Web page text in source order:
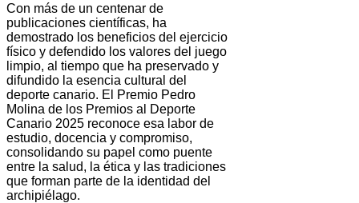
Con más de un centenar de
publicaciones científicas, ha
demostrado los beneficios del ejercicio
físico y defendido los valores del juego
limpio, al tiempo que ha preservado y
difundido la esencia cultural del
deporte canario. El Premio Pedro
Molina de los Premios al Deporte
Canario 2025 reconoce esa labor de
estudio, docencia y compromiso,
consolidando su papel como puente
entre la salud, la ética y las tradiciones
que forman parte de la identidad del
archipiélago.